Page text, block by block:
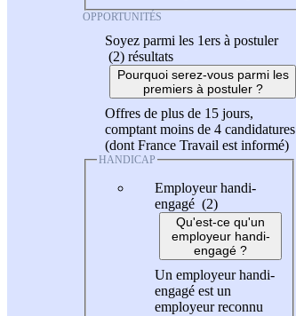
OPPORTUNITÉS
Soyez parmi les 1ers à postuler
(2) résultats
Pourquoi serez-vous parmi les
premiers à postuler ?
Offres de plus de 15 jours,
comptant moins de 4 candidatures
(dont France Travail est informé)
HANDICAP
Employeur handi-
engagé (2)
Qu'est-ce qu'un
employeur handi-
engagé ?
Un employeur handi-
engagé est un
employeur reconnu